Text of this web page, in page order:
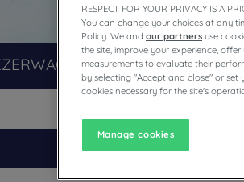
W NASZYCH
Navigate forward to
RESPECT FOR YOUR PRIVACY IS A
You can change your choices at any
Policy. We and our partners use
the site, improve your experience,
measurements to evaluate their
by selecting "Accept and close" or set
cookies necessary for the site's
Manage cookies